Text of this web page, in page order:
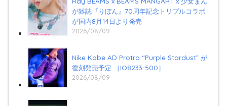
が雑誌『りぼん』70周年記念トリプルコラボ
が国内8月14日より発売
2026/08/09
Nike Kobe AD Protro “Purple Stardust” が
復刻発売予定 ［IO8233-500］
2026/08/09